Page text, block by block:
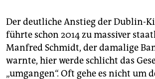
Der deutliche Anstieg der Dublin-
führte schon 2014 zu massiver
Manfred Schmidt, der damalige
warnte, hier werde schlicht das
„umgangen“. Oft gehe es nicht um